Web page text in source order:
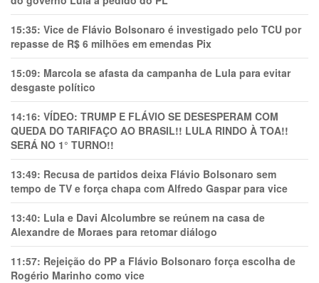
15:35: Vice de Flávio Bolsonaro é investigado pelo TCU por
repasse de R$ 6 milhões em emendas Pix
15:09: Marcola se afasta da campanha de Lula para evitar
desgaste político
14:16: VÍDEO: TRUMP E FLÁVIO SE DESESPERAM COM
QUEDA DO TARIFAÇO AO BRASIL!! LULA RINDO À TOA!!
SERÁ NO 1° TURNO!!
13:49: Recusa de partidos deixa Flávio Bolsonaro sem
tempo de TV e força chapa com Alfredo Gaspar para vice
13:40: Lula e Davi Alcolumbre se reúnem na casa de
Alexandre de Moraes para retomar diálogo
11:57: Rejeição do PP a Flávio Bolsonaro força escolha de
Rogério Marinho como vice